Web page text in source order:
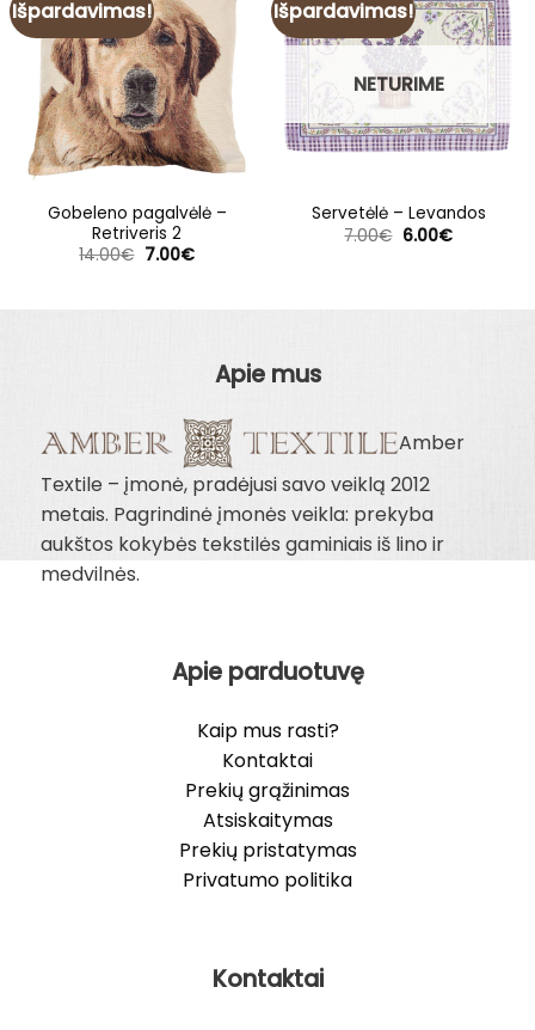
Išpardavimas!
Gobeleno pagalvėlė –
Retriveris 2
14.00€ Original
7.00€Current
Išpardavimas!
NETURIME
Servetėlė – Levandos
7.00€ Original
6.00€Current
Apie mus
Amber
Textile – įmonė, pradėjusi savo veiklą 2012
metais. Pagrindinė įmonės veikla: prekyba
aukštos kokybės tekstilės gaminiais iš lino ir
medvilnės.
Apie parduotuvę
Kaip mus rasti?
Kontaktai
Prekių grąžinimas
Atsiskaitymas
Prekių pristatymas
Privatumo politika
Kontaktai